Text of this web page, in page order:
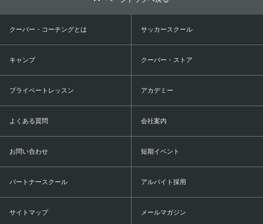
クーバー・コーチングとは サッカースクール
キャンプ クーバー・ストア
プライベートレッスン アカデミー
よくある質問 会社案内
お問い合わせ 短期イベント
パートナースクール アルバイト採用
サイトマップ メールマガジン